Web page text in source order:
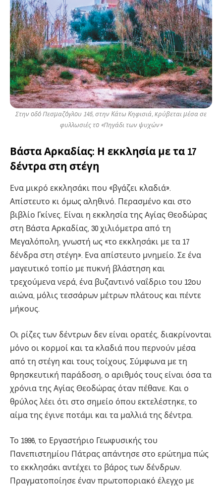
Στην οδό Πεσμαζόγλου 145, στην Κάτω Κηφισιά, κρύβεται μέσα σε
φυλλωσιές το «Πηγάδι των ψυχών»
Βάστα Αρκαδίας: Η εκκλησία με τα 17
δέντρα στη στέγη
Ενα μικρό εκκλησάκι που «βγάζει κλαδιά».
Απίστευτο κι όμως αληθινό. Περασμένο και στο
βιβλίο Γκίνες. Είναι η εκκλησία της Αγίας Θεοδώρας
στη Βάστα Αρκαδίας, 30 χιλιόμετρα από τη
Μεγαλόπολη, γνωστή ως «το εκκλησάκι με τα 17
δένδρα στη στέγη». Ενα απίστευτο μνημείο. Σε ένα
μαγευτικό τοπίο με πυκνή βλάστηση και
τρεχούμενα νερά, ένα βυζαντινό ναΐδριο του 12ου
αιώνα, μόλις τεσσάρων μέτρων πλάτους και πέντε
μήκους.
Οι ρίζες των δέντρων δεν είναι ορατές, διακρίνονται
μόνο οι κορμοί και τα κλαδιά που περνούν μέσα
από τη στέγη και τους τοίχους. Σύμφωνα με τη
θρησκευτική παράδοση, ο αριθμός τους είναι όσα τα
χρόνια της Αγίας Θεοδώρας όταν πέθανε. Και ο
θρύλος λέει ότι στο σημείο όπου εκτελέστηκε, το
αίμα της έγινε ποτάμι και τα μαλλιά της δέντρα.
Το 1996, το Εργαστήριο Γεωφυσικής του
Πανεπιστημίου Πάτρας απάντησε στο ερώτημα πώς
το εκκλησάκι αντέχει το βάρος των δένδρων.
Πραγματοποίησε έναν πρωτοποριακό έλεγχο με